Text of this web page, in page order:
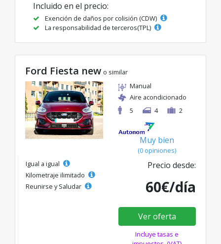
Incluido en el precio:
Exención de daños por colisión (CDW)
La responsabilidad de terceros(TPL)
Ford Fiesta new o similar
Manual
Aire acondicionado
5
4 2
Muy bien
(0 opiniones)
Igual a igual
Kilometraje ilimitado
Reunirse y Saludar
Precio desde:
60€/día
Ver oferta
Incluye tasas e